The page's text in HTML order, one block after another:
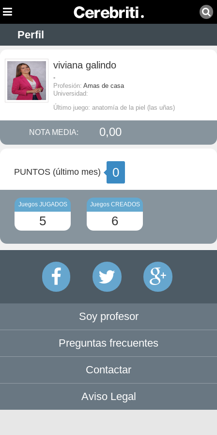
Perfil
viviana galindo
-
Profesión: Amas de casa
Universidad:
Último juego: anatomía de la piel (las uñas)
NOTA MEDIA: 0,00
PUNTOS (último mes) 0
Juegos JUGADOS
5
Juegos CREADOS
6
Soy profesor
Preguntas frecuentes
Contactar
Aviso Legal